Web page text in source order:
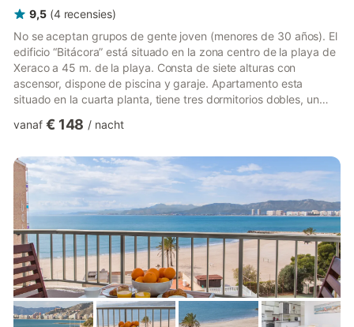
9,5 (4 recensies)
No se aceptan grupos de gente joven (menores de 30 años). El
edificio “Bitácora” está situado en la zona centro de la playa de
Xeraco a 45 m. de la playa. Consta de siete alturas con
ascensor, dispone de piscina y garaje. Apartamento esta
situado en la cuarta planta, tiene tres dormitorios dobles, un
galería, salón-comedor y terraza amplia con toldo y con
la playa. Proximidad a supermercado, restaurante, comercio,
farmacia y centro médico. Equipado con todo lo necesario par...
vanaf € 148 / nacht